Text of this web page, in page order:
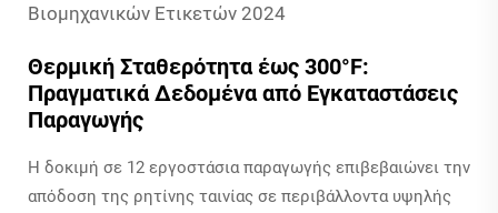
Βιομηχανικών Ετικετών 2024
Θερμική Σταθερότητα έως 300°F:
Πραγματικά Δεδομένα από Εγκαταστάσεις
Παραγωγής
Η δοκιμή σε 12 εργοστάσια παραγωγής επιβεβαιώνει την
απόδοση της ρητίνης ταινίας σε περιβάλλοντα υψηλής